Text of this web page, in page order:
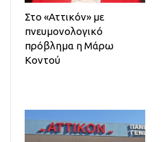
Στο «Αττικόν» με
πνευμονολογικό
πρόβλημα η Μάρω
Κοντού